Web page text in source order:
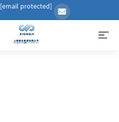
[email protected]